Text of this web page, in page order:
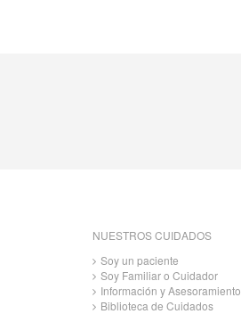
NUESTROS CUIDADOS
Soy un paciente
Soy Familiar o Cuidador
Información y Asesoramiento
Biblioteca de Cuidados